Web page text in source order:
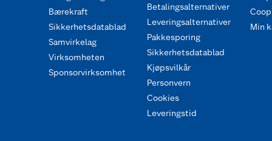
Bærekraft
Sikkerhetsdatablad
Samvirkelag
Virksomheten
Sponsorvirksomhet
Betalingsalternativer
Leveringsalternativer
Pakkesporing
Sikkerhetsdatablad
Kjøpsvilkår
Personvern
Cookies
Leveringstid
Min